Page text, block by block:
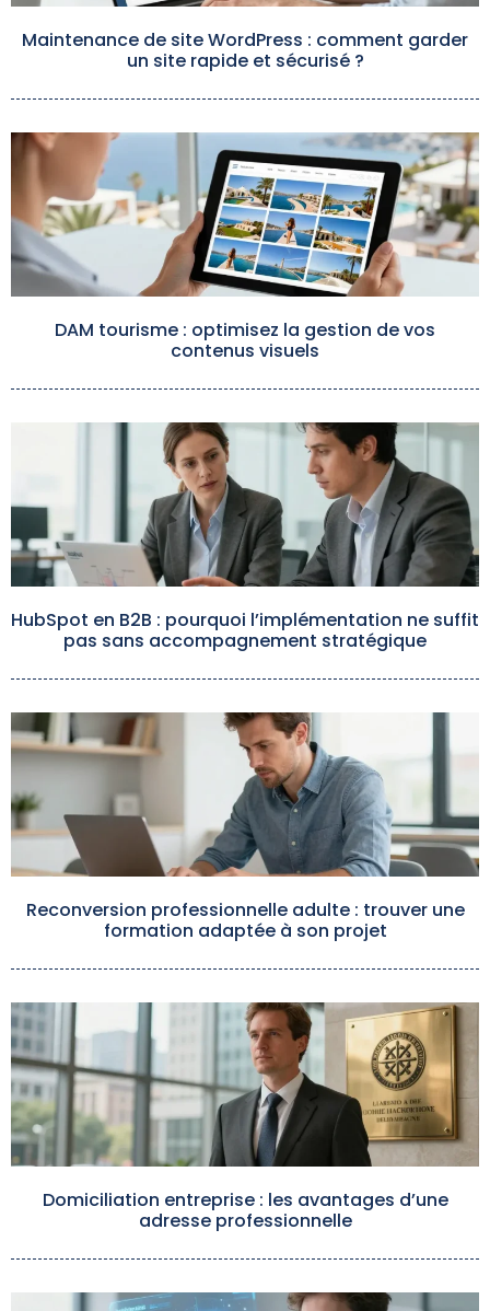
Maintenance de site WordPress : comment garder
un site rapide et sécurisé ?
DAM tourisme : optimisez la gestion de vos
contenus visuels
HubSpot en B2B : pourquoi l’implémentation ne suffit
pas sans accompagnement stratégique
Reconversion professionnelle adulte : trouver une
formation adaptée à son projet
Domiciliation entreprise : les avantages d’une
adresse professionnelle